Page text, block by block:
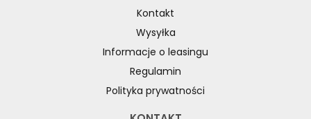
Kontakt
Wysyłka
Informacje o leasingu
Regulamin
Polityka prywatności